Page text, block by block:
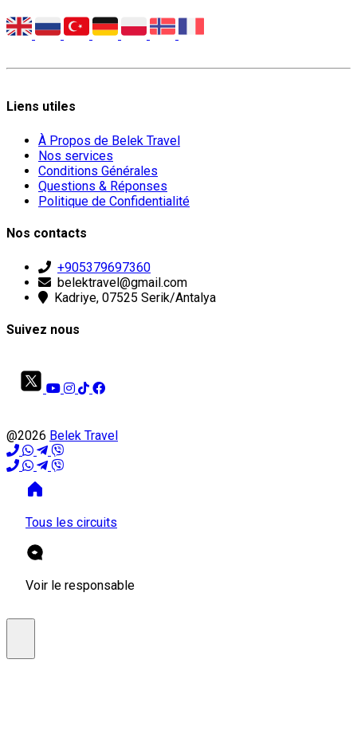
Liens utiles
À Propos de Belek Travel
Nos services
Conditions Générales
Questions & Réponses
Politique de Confidentialité
Nos contacts
+905379697360
belektravel@gmail.com
Kadriye, 07525 Serik/Antalya
Suivez nous
@2026 Belek Travel
Tous les circuits
Voir le responsable